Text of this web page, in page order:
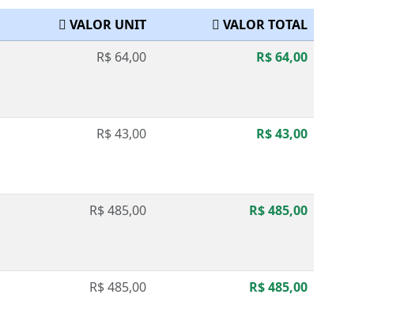
VALOR UNIT
VALOR TOTAL
R$ 64,00 R$ 64,00
R$ 43,00 R$ 43,00
R$ 485,00 R$ 485,00
R$ 485,00 R$ 485,00